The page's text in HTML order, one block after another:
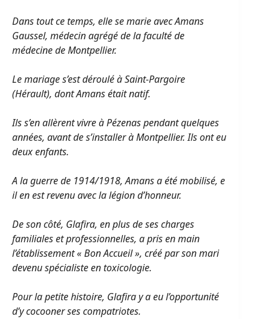
Dans tout ce temps, elle se marie avec Amans
Gaussel, médecin agrégé de la faculté de
médecine de Montpellier.
Le mariage s’est déroulé à Saint-Pargoire
(Hérault), dont Amans était natif.
Ils s’en allèrent vivre à Pézenas pendant quelques
années, avant de s’installer à Montpellier. Ils ont eu
deux enfants.
A la guerre de 1914/1918, Amans a été mobilisé, e
il en est revenu avec la légion d’honneur.
De son côté, Glafira, en plus de ses charges
familiales et professionnelles, a pris en main
l’établissement « Bon Accueil », créé par son mari
devenu spécialiste en toxicologie.
Pour la petite histoire, Glafira y a eu l’opportunité
d’y cocooner ses compatriotes.